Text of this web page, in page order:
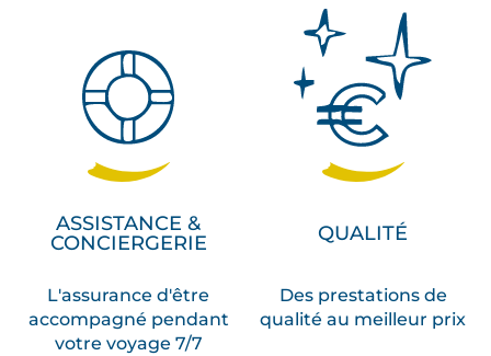
ASSISTANCE &
CONCIERGERIE
L'assurance d'être
accompagné pendant
votre voyage 7/7
QUALITÉ
Des prestations de
qualité au meilleur prix